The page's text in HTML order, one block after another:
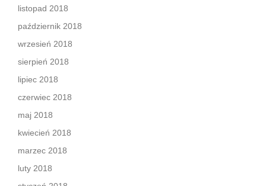
listopad 2018
październik 2018
wrzesień 2018
sierpień 2018
lipiec 2018
czerwiec 2018
maj 2018
kwiecień 2018
marzec 2018
luty 2018